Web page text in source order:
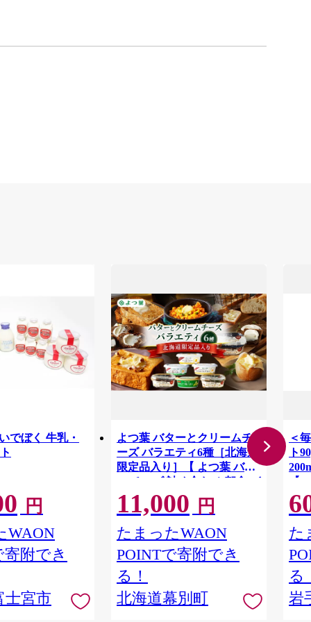
でぼく 牛乳・
円
WAON
寄附でき
士宮市
よつ葉 バターとクリームチ
ーズ バラエティ6種［北海道
限定品入り］【 よつ葉 バタ
ー チーズ 詰め合わせ 朝食 パ
ン セット おすすめ パンにお
いしい クリームチーズ モー
ニング高級 比較 北海道 十勝
幕別 】[№5749-1832]
11,000 円
たまったWAON
POINTで寄附でき
る！
北海道幕別町
＜
ト
【
た
る
岩